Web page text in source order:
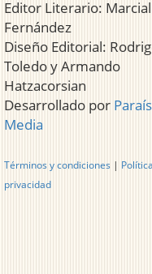
Editor Literario: Marcial
Fernández
Diseño Editorial:
Toledo y Armando
Hatzacorsian
Desarrollado por
Media
Términos y condiciones |
privacidad